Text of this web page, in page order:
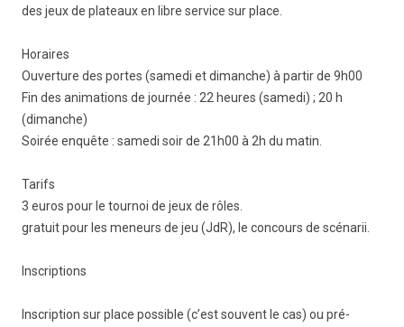
des jeux de plateaux en libre service sur place.
Horaires
Ouverture des portes (samedi et dimanche) à partir de 9h00
Fin des animations de journée : 22 heures (samedi) ; 20 h
(dimanche)
Soirée enquête : samedi soir de 21h00 à 2h du matin.
Tarifs
3 euros pour le tournoi de jeux de rôles.
gratuit pour les meneurs de jeu (JdR), le concours de scénarii.
Inscriptions
Inscription sur place possible (c’est souvent le cas) ou pré-